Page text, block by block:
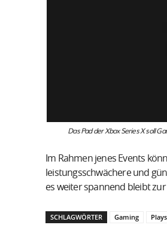
Das Pad der Xbox Series X soll
Im Rahmen jenes Events
leistungsschwächere und
es weiter spannend bleibt
SCHLAGWÖRTER Gaming